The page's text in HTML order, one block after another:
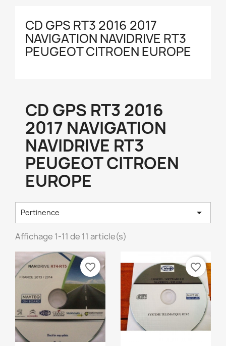
CD GPS RT3 2016 2017
NAVIGATION NAVIDRIVE RT3
PEUGEOT CITROEN EUROPE
CD GPS RT3 2016
2017 NAVIGATION
NAVIDRIVE RT3
PEUGEOT CITROEN
EUROPE
Pertinence 
Affichage 1-11 de 11 article(s)
favorite_border favorite_border